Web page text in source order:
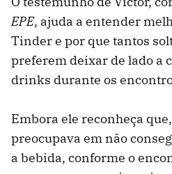
EPE, ajuda a entender
Tinder e por que tantos
preferem deixar de lado a
drinks durante os
Embora ele reconheça
preocupava em não
a bebida, conforme o